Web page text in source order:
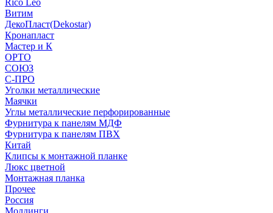
Rico Leo
Витим
ДекоПласт(Dekostar)
Кронапласт
Мастер и К
ОРТО
СОЮЗ
С-ПРО
Уголки металлические
Маячки
Углы металлические перфорированные
Фурнитура к панелям МДФ
Фурнитура к панелям ПВХ
Китай
Клипсы к монтажной планке
Люкс цветной
Монтажная планка
Прочее
Россия
Молдинги